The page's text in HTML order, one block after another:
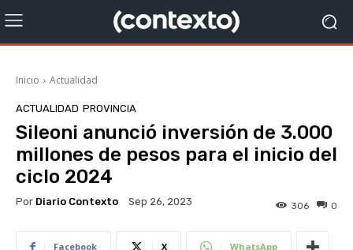
Inicio Actualidad
ACTUALIDAD PROVINCIA
Sileoni anunció inversión de 3.000
millones de pesos para el inicio del
ciclo 2024
Por Diario Contexto Sep 26, 2023 0
306
Facebook X WhatsApp